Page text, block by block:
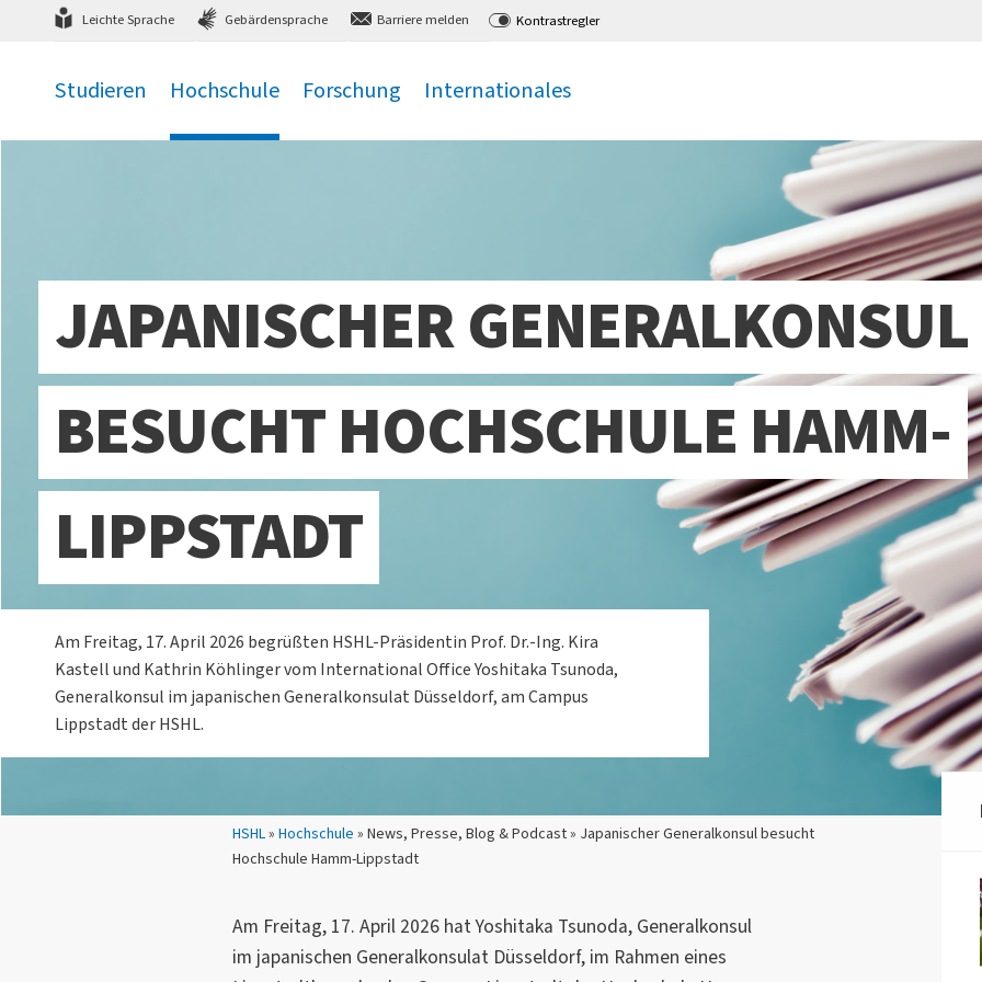
zum Hauptmenü zum Inhalt,
Leichte Sprache Gebärdensprache Barriere melden Kontrastregler
Studieren Hochschule Forschung Internationales
Sie sind hier:
HSHL» Hochschule » News, Presse, Blog & Podcast » Japanischer Generalkonsul besucht
Hochschule Hamm-Lippstadt
JAPANISCHER GENERALKONSUL
BESUCHT HOCHSCHULE HAMM-
LIPPSTADT
Am Freitag, 17. April 2026 begrüßten HSHL-Präsidentin Prof. Dr.-Ing. Kira
Kastell und Kathrin Köhlinger vom International Office Yoshitaka Tsunoda,
Generalkonsul im japanischen Generalkonsulat Düsseldorf, am Campus
Lippstadt der HSHL.
Am Freitag, 17. April 2026 hat Yoshitaka Tsunoda, Generalkonsul
im japanischen Generalkonsulat Düsseldorf, im Rahmen eines